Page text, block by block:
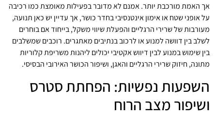
אך האמת מורכבת יותר. אמנם לא מדובר בפעילות מאומצת כמו רכיבה
על אופני שטח או אימון אינטנסיבי בחדר כושר, אך עדיין יש כאן תנועה,
מעורבות של שרירי הרגליים והפעלת שיווי משקל, בייחוד אם בוחרים
לשלב בין דוושה למנוע או לרכוב בנתיבים מאתגרים. רוכבים שמשלבים
בין שימוש במנוע לבין דיווש אקטיבי יכולים ליהנות משריפת קלוריות
מתונה, חיזוק שרירי הרגליים והאגן, ושיפור הכושר האירובי הבסיסי.
השפעות נפשיות: הפחתת סטרס
ושיפור מצב הרוח